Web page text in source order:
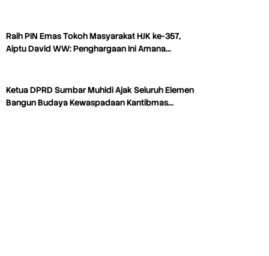
Raih PIN Emas Tokoh Masyarakat HJK ke-357,
Aiptu David WW: Penghargaan Ini Amana…
Ketua DPRD Sumbar Muhidi Ajak Seluruh Elemen
Bangun Budaya Kewaspadaan Kantibmas…